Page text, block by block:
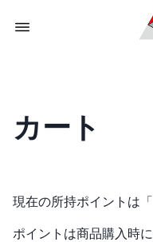
カート
現在の所持ポイントは「
ポイントは商品購入時に